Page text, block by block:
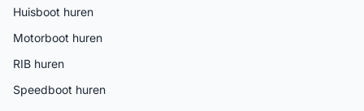
Huisboot huren
Motorboot huren
RIB huren
Speedboot huren